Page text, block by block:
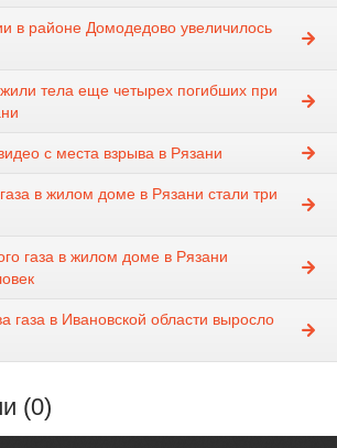
в районе Домодедово увеличилось
тела еще четырех погибших при
с места взрыва в Рязани
в жилом доме в Рязани стали три
газа в жилом доме в Рязани
газа в Ивановской области выросло
(0)